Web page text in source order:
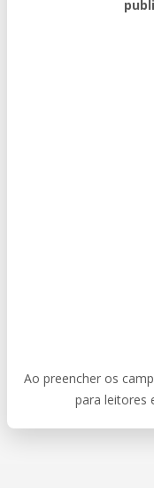
Ao preencher os
para leitores